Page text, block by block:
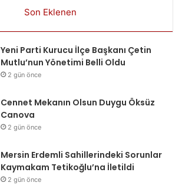
Son Eklenen
Yeni Parti Kurucu İlçe Başkanı Çetin
Mutlu’nun Yönetimi Belli Oldu
2 gün önce
Cennet Mekanın Olsun Duygu Öksüz
Canova
2 gün önce
Mersin Erdemli Sahillerindeki Sorunlar
Kaymakam Tetikoğlu’na İletildi
2 gün önce